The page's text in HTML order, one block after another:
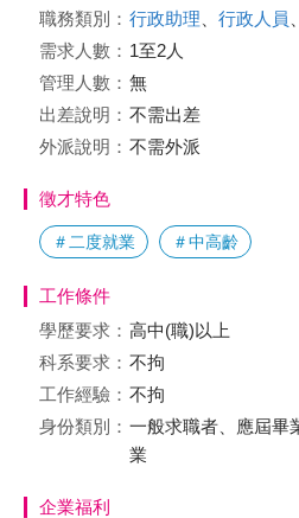
職務類別： 行政助理 行政人員
需求人數： 1至2人
管理人數： 無
出差說明： 不需出差
外派說明： 不需外派
徵才特色
＃二度就業 ＃中高齡
工作條件
學歷要求： 高中(職)以上
科系要求： 不拘
工作經驗： 不拘
身份類別： 一般求職者、應屆畢
業
企業福利